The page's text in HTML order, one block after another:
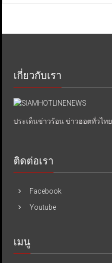
เกี่ยวกับเรา
ประเด็นข่าวร้อน ข่าวฮอตทั่วไทย.
ติดต่อเรา
Facebook
Youtube
เมนู